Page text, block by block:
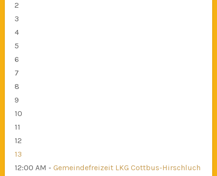
2
3
4
5
6
7
8
9
10
11
12
13
12:00 AM - Gemeindefreizeit LKG Cottbus-Hirschluch